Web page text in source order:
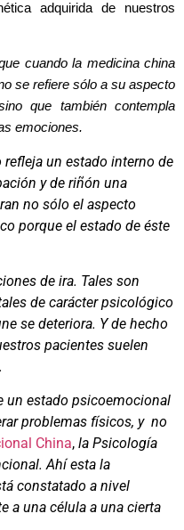
adquirida de nuestros
cuando la medicina china
se refiere sólo a su aspecto
que también contempla
emociones.
un estado interno de
y de riñón una
no sólo el aspecto
porque el estado de éste
de ira. Tales son
de carácter psicológico
se deteriora. Y de hecho
pacientes suelen
un estado psicoemocional
problemas físicos, y no
China, la Psicología
Ahí esta la
constatado a nivel
a una célula a una cierta